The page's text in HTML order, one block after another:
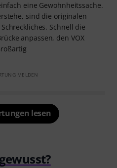
eine Gewohnheitssache.
sind die originalen
Schnell die
anpassen, den VOX
MELDEN
lesen